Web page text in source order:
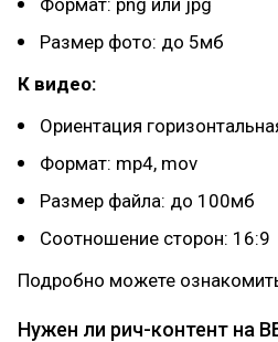
Формат: png или jpg
Размер фото: до 5мб
К видео:
Ориентация
Формат: mp4, mov
Размер файла: до 100мб
Соотношение сторон: 16:9
Подробно можете
Нужен ли рич-контент на